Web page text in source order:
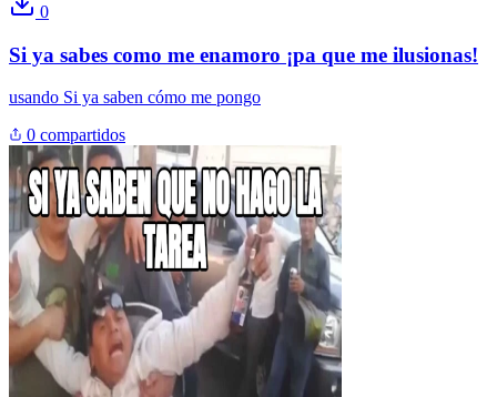
0
Si ya sabes como me enamoro ¡pa que me ilusionas!
usando Si ya saben cómo me pongo
0 compartidos